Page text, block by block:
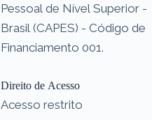
Pessoal de Nível Superior -
Brasil (CAPES) - Código de
Financiamento 001.
Direito de Acesso
Acesso restrito